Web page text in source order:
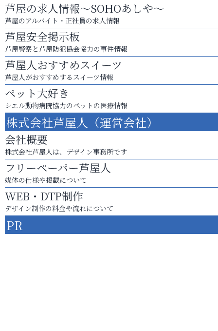
芦屋の求人情報～SOHOあしや～
芦屋のアルバイト・正社員の求人情報
芦屋安全掲示板
芦屋警察と芦屋防犯協会協力の事件情報
芦屋人おすすめスイーツ
芦屋人がおすすめするスイーツ情報
ペット大好き
シエル動物病院協力のペットの医療情報
株式会社芦屋人（運営会社）
会社概要
株式会社芦屋人は、デザイン事務所です
フリーペーパー芦屋人
媒体の仕様や掲載について
WEB・DTP制作
デザイン制作の料金や流れについて
PR